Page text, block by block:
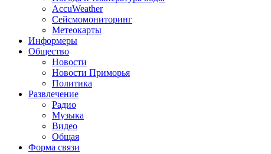
AccuWeather
Сейсмомониторинг
Метеокарты
Информеры
Общество
Новости
Новости Приморья
Политика
Развлечение
Радио
Музыка
Видео
Общая
Форма связи